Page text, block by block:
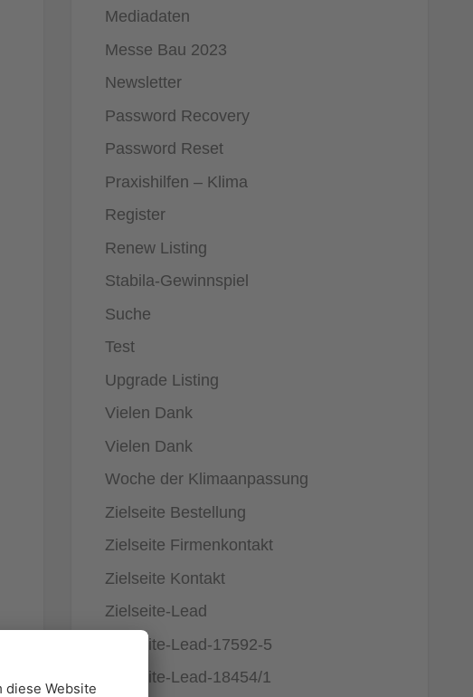
Mediadaten
Messe Bau 2023
Newsletter
Password Recovery
Password Reset
Praxishilfen – Klima
Register
Renew Listing
Stabila-Gewinnspiel
Suche
Test
Upgrade Listing
Vielen Dank
Vielen Dank
Woche der Klimaanpassung
Zielseite Bestellung
Zielseite Firmenkontakt
Zielseite Kontakt
Zielseite-Lead
Zielseite-Lead-17592-5
Zielseite-Lead-18454/1